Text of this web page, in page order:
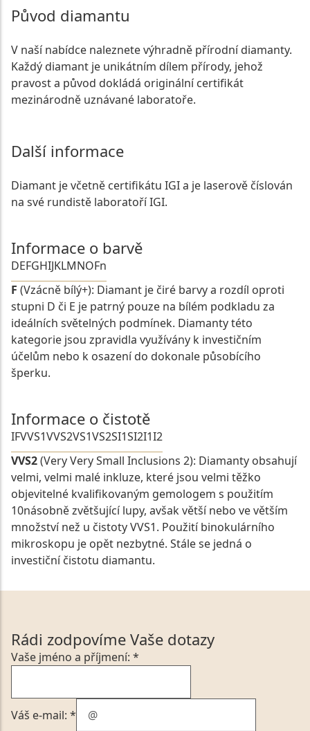
Původ diamantu
V naší nabídce naleznete výhradně přírodní diamanty.
Každý diamant je unikátním dílem přírody, jehož
pravost a původ dokládá originální certifikát
mezinárodně uznávané laboratoře.
Další informace
Diamant je včetně certifikátu IGI a je laserově číslován
na své rundistě laboratoří IGI.
Informace o barvě
DEFGHIJKLMNOFn
F (Vzácně bílý+): Diamant je čiré barvy a rozdíl oproti
stupni D či E je patrný pouze na bílém podkladu za
ideálních světelných podmínek. Diamanty této
kategorie jsou zpravidla využívány k investičním
účelům nebo k osazení do dokonale působícího
šperku.
Informace o čistotě
IFVVS1VVS2VS1VS2SI1SI2I1I2
VVS2(Very Very Small Inclusions 2): Diamanty obsahují
velmi, velmi malé inkluze, které jsou velmi těžko
objevitelné kvalifikovaným gemologem s použitím
10násobně zvětšující lupy, avšak větší nebo ve větším
množství než u čistoty VVS1. Použití binokulárního
mikroskopu je opět nezbytné. Stále se jedná o
investiční čistotu diamantu.
Rádi zodpovíme Vaše dotazy
Vaše jméno a příjmení: *
Váš e-mail: *